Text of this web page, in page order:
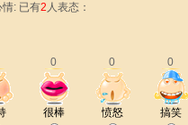
: 已有2 人表态：
0 0 0
很棒 愤怒 搞笑